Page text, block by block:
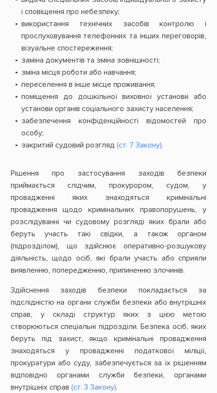
і сповіщення про небезпеку;
використання технічних засобів контролю і
прослуховування телефонних та інших переговорів,
візуальне спостереження;
заміна документів та зміна зовнішності;
зміна місця роботи або навчання;
переселення в інше місце проживання;
поміщення до дошкільної виховної установи або
установи органів соціального захисту населення;
забезпечення конфіденційності відомостей про
особу;
закритий судовий розгляд (ст. 7 Закону).
Рішення про застосування заходів безпеки
приймається слідчим, прокурором, судом, у
провадженні яких знаходяться кримінальні
провадження щодо кримінальних правопорушень, у
розслідуванні чи судовому розгляді яких брали або
беруть участь такі свідки, а також органом
(підрозділом), що здійснює оперативно-розшукову
діяльність, щодо осіб, які брали участь або сприяли
виявленню, попередженню, припиненню злочинів.
Здійснення заходів безпеки покладається за
підслідністю на органи служби безпеки або внутрішніх
справ, у складі структур яких з цією метою
створюються спеціальні підрозділи. Безпека осіб, яких
беруть під захист, якщо кримінальні провадження
знаходяться у провадженні податкової міліції,
прокуратури або суду, забезпечується за їх рішенням
відповідно органами служби безпеки, органами
внутрішніх справ (ст. 3 Закону).